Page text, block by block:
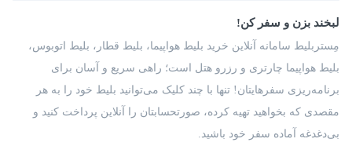
شرایط و مقررات
راهکار سازمانی
فرصت‌های شغلی
درباره ما
لبخند بزن و سفر کن!
مِستربلیط سامانه آنلاین خرید بلیط هواپیما، بلیط قطار، بلیط اتوبوس،
بلیط هواپیما چارتری و رزرو هتل است؛ راهی سریع و آسان برای
برنامه‌ریزی سفرهایتان! تنها با چند کلیک می‌توانید بلیط خود را به هر
مقصدی که بخواهید تهیه کرده، صورتحسابتان را آنلاین پرداخت کنید و
بی‌دغدغه آماده سفر خود باشید.